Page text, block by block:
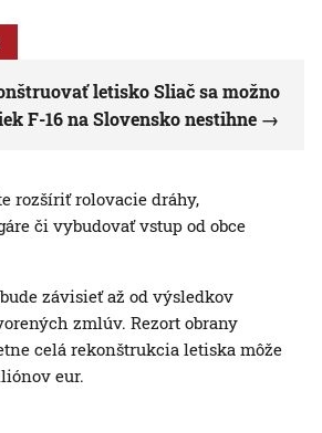
letisko Sliač sa možno
F-16 na Slovensko nestihne
rozšíriť rolovacie dráhy,
či vybudovať vstup od obce
závisieť až od výsledkov
zmlúv. Rezort obrany
celá rekonštrukcia letiska môže
eur.